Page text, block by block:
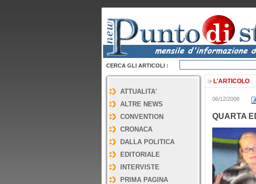
CERCA GLI ARTICOLI :
ATTUALITA'
ALTRE NEWS
CONVENTION
CRONACA
DALLA POLITICA
EDITORIALE
INTERVISTE
PRIMA PAGINA
L'ARTICOLO
06/12/2008
QUARTA